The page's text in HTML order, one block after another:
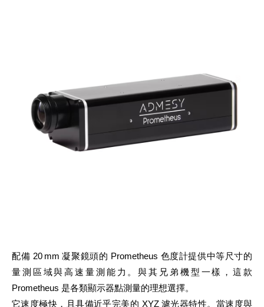
配備 20 mm 凝聚鏡頭的 Prometheus 色度計提供中等尺寸的
量測區域與高速量測能力。與其兄弟機型一樣，這款
Prometheus 是各類顯示器點測量的理想選擇。
它速度極快，且具備近乎完美的 XYZ 濾光器特性。當速度與